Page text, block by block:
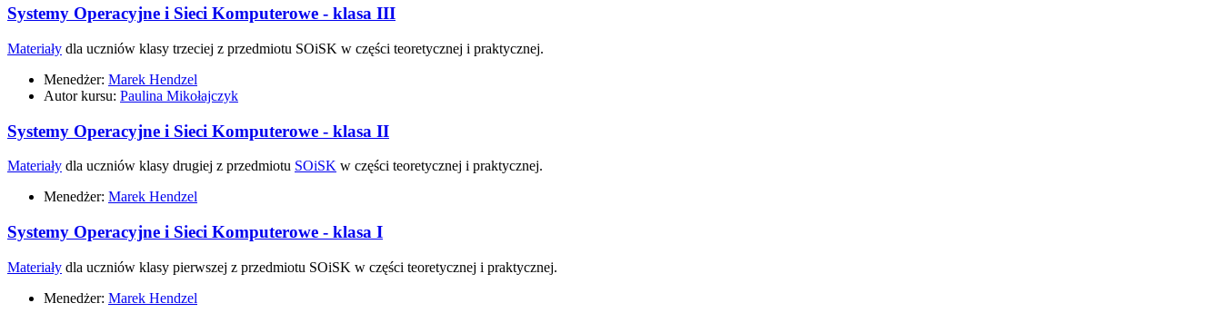
Systemy Operacyjne i Sieci Komputerowe - klasa III
Materiały dla uczniów klasy trzeciej z przedmiotu SOiSK w części teoretycznej i praktycznej.
Menedżer: Marek Hendzel
Autor kursu: Paulina Mikołajczyk
Systemy Operacyjne i Sieci Komputerowe - klasa II
Materiały dla uczniów klasy drugiej z przedmiotu SOiSK w części teoretycznej i praktycznej.
Menedżer: Marek Hendzel
Systemy Operacyjne i Sieci Komputerowe - klasa I
Materiały dla uczniów klasy pierwszej z przedmiotu SOiSK w części teoretycznej i praktycznej.
Menedżer: Marek Hendzel